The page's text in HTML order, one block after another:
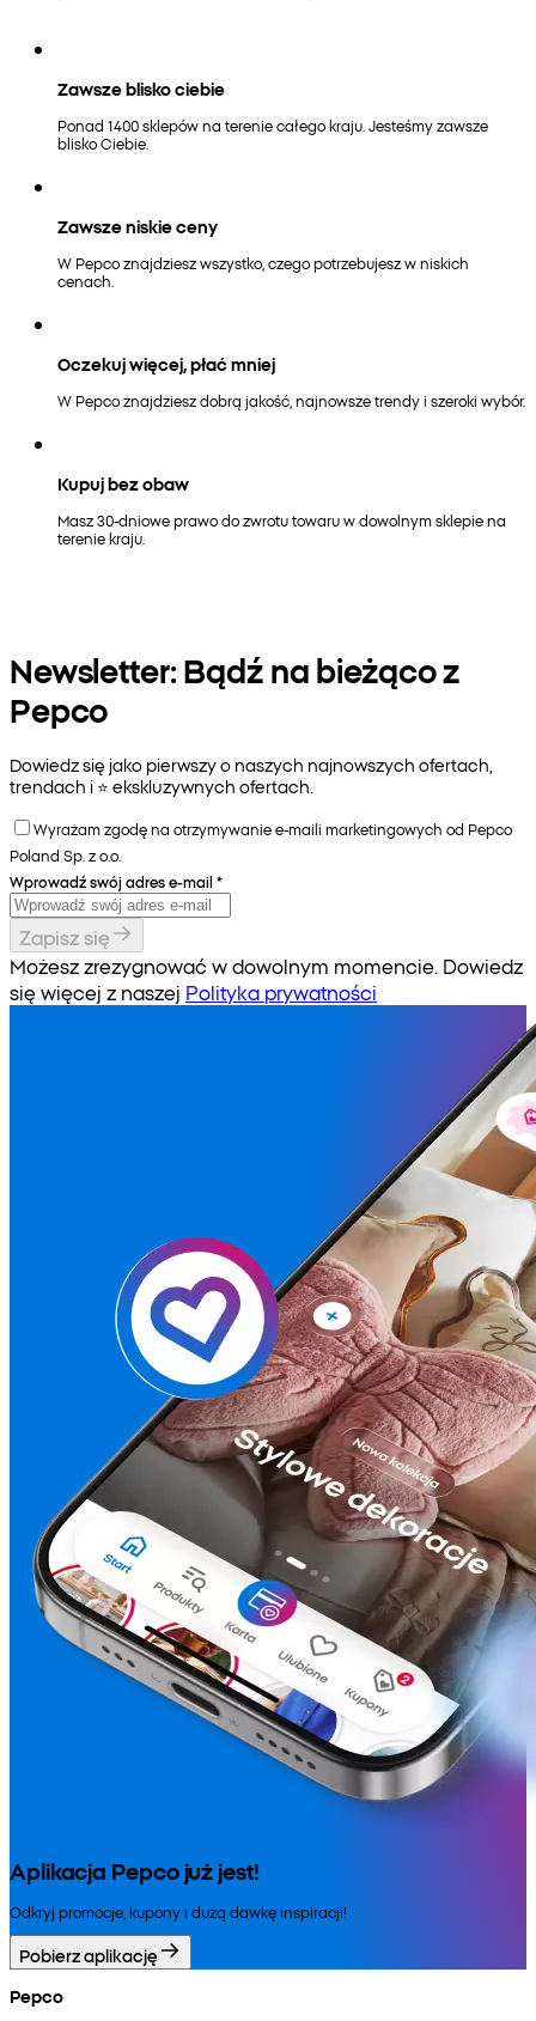
Zawsze blisko ciebie
Ponad 1400 sklepów na terenie całego kraju. Jesteśmy zawsze
blisko Ciebie.
Zawsze niskie ceny
W Pepco znajdziesz wszystko, czego potrzebujesz w niskich
cenach.
Oczekuj więcej, płać mniej
W Pepco znajdziesz dobrą jakość, najnowsze trendy i szeroki wybór.
Kupuj bez obaw
Masz 30-dniowe prawo do zwrotu towaru w dowolnym sklepie na
terenie kraju.
Newsletter: Bądź na bieżąco z
Pepco
Dowiedz się jako pierwszy o naszych najnowszych ofertach,
trendach i ⭐️ ekskluzywnych ofertach.
Wyrażam zgodę na otrzymywanie e-maili marketingowych od Pepco
Poland Sp. z o.o.
Wprowadź swój adres e-mail *
Zapisz się
Możesz zrezygnować w dowolnym momencie. Dowiedz
się więcej z naszej Polityka prywatności
Aplikacja Pepco już jest!
Odkryj promocje, kupony i dużą dawkę inspiracji!
Pobierz aplikację
Pepco